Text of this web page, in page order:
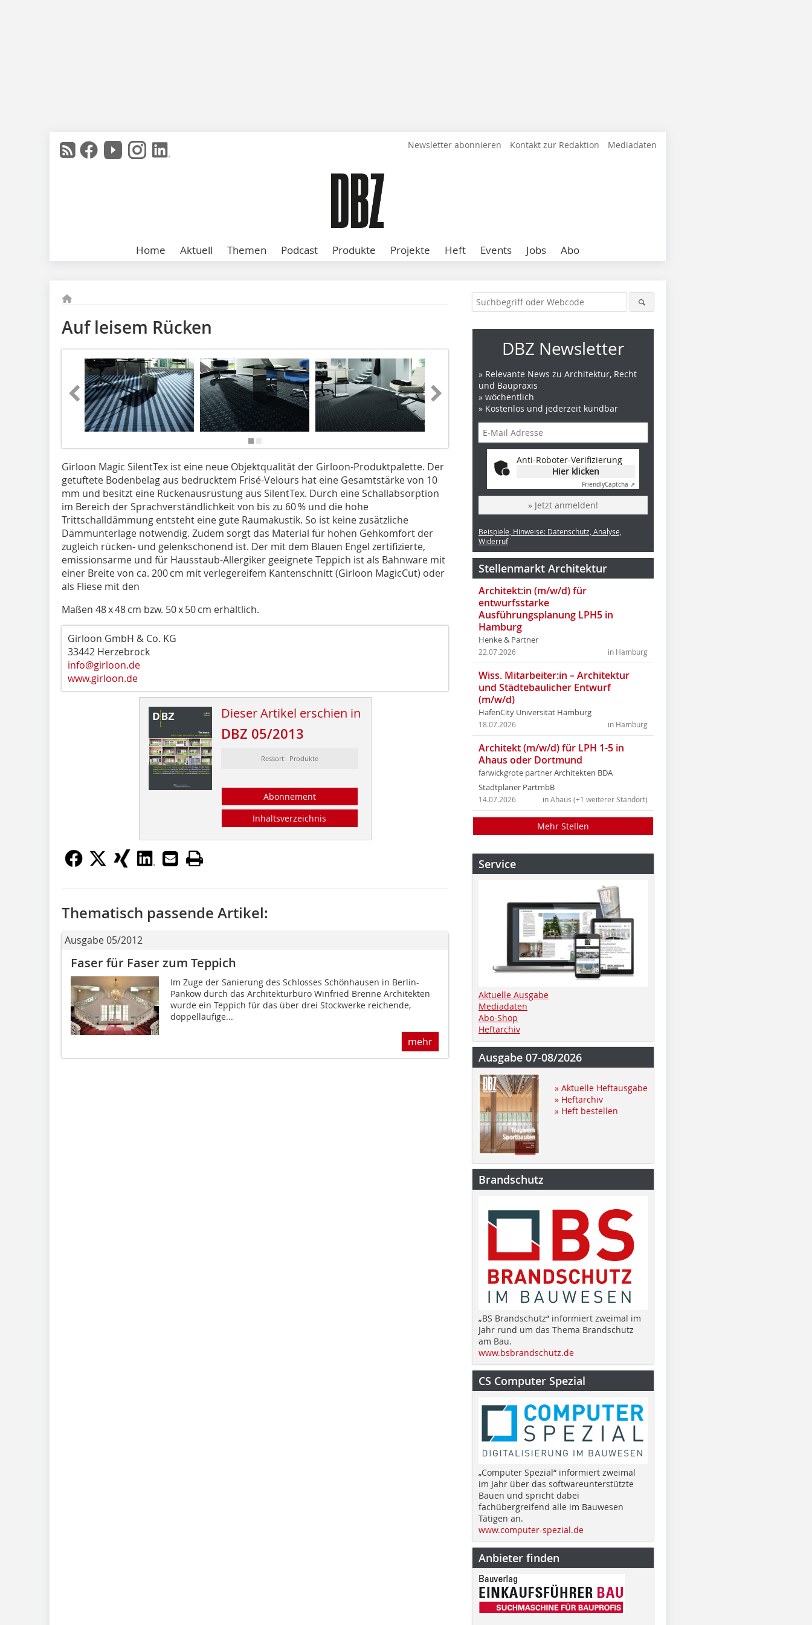
Newsletter abonnieren Kontakt zur Redaktion Mediadaten
Home Aktuell Themen Podcast Produkte Projekte Heft Events Jobs Abo
Auf leisem Rücken
Girloon Magic SilentTex ist eine neue Objektqualität der Girloon-Produktpalette. Der
getuftete Bodenbelag aus bedrucktem Frisé-Velours hat eine Gesamtstärke von 10
mm und besitzt eine Rückenausrüstung aus SilentTex. Durch eine Schallabsorption
im Bereich der Sprachverständlichkeit von bis zu 60 % und die hohe
Trittschalldämmung entsteht eine gute Raumakustik. So ist keine zusätzliche
Dämmunterlage notwendig. Zudem sorgt das Material für hohen Gehkomfort der
zugleich rücken- und gelenkschonend ist. Der mit dem Blauen Engel zertifizierte,
emissionsarme und für Hausstaub-Allergiker geeignete Teppich ist als Bahnware mit
einer Breite von ca. 200 cm mit verlegereifem Kantenschnitt (Girloon MagicCut) oder
als Fliese mit den
Maßen 48 x 48 cm bzw. 50 x 50 cm erhältlich.
Girloon GmbH & Co. KG
33442 Herzebrock
info@girloon.de
www.girloon.de
Dieser Artikel erschien in
DBZ 05/2013
Ressort: Produkte
Abonnement
Inhaltsverzeichnis
Thematisch passende Artikel:
Ausgabe 05/2012
Faser für Faser zum Teppich
Im Zuge der Sanierung des Schlosses Schönhausen in Berlin-
Pankow durch das Architekturbüro Winfried Brenne Architekten
wurde ein Teppich für das über drei Stockwerke reichende,
doppelläufige...
mehr
DBZ Newsletter
» Relevante News zu Architektur, Recht
und Baupraxis
» wöchentlich
» Kostenlos und jederzeit kündbar
Anti-Roboter-Verifizierung
Hier klicken
FriendlyCaptcha ⇗
» Jetzt anmelden!
Beispiele, Hinweise: Datenschutz, Analyse,
Widerruf
Stellenmarkt Architektur
Architekt:in (m/w/d) für
entwurfsstarke
Ausführungsplanung LPH5 in
Hamburg
Henke & Partner
in Hamburg
22.07.2026
Wiss. Mitarbeiter:in – Architektur
und Städtebaulicher Entwurf
(m/w/d)
HafenCity Universität Hamburg
in Hamburg
18.07.2026
Architekt (m/w/d) für LPH 1-5 in
Ahaus oder Dortmund
farwickgrote partner Architekten BDA
Stadtplaner PartmbB
in Ahaus (+1 weiterer Standort)
14.07.2026
Mehr Stellen
Service
Aktuelle Ausgabe
Mediadaten
Abo-Shop
Heftarchiv
Ausgabe 07-08/2026
» Aktuelle Heftausgabe
» Heftarchiv
» Heft bestellen
Brandschutz
„BS Brandschutz“ informiert zweimal im
Jahr rund um das Thema Brandschutz
am Bau.
www.bsbrandschutz.de
CS Computer Spezial
„Computer Spezial“ informiert zweimal
im Jahr über das softwareunterstützte
Bauen und spricht dabei
fachübergreifend alle im Bauwesen
Tätigen an.
www.computer-spezial.de
Anbieter finden